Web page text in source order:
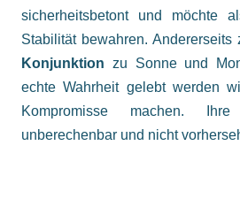
sicherheitsbetont und möchte
Stabilität bewahren. Andererseits
Konjunktion zu Sonne und
echte Wahrheit gelebt werden
Kompromisse machen.
unberechenbar und nicht